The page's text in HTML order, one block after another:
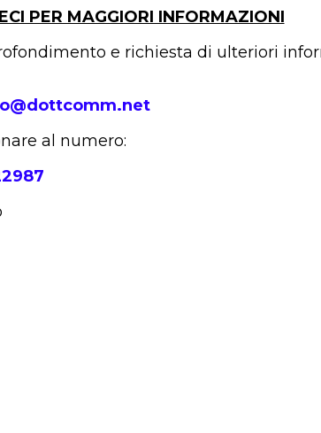
PER MAGGIORI INFORMAZIONI
e richiesta di ulteriori
al numero: